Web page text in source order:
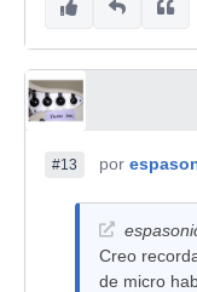
#13 por
Creo
de micro